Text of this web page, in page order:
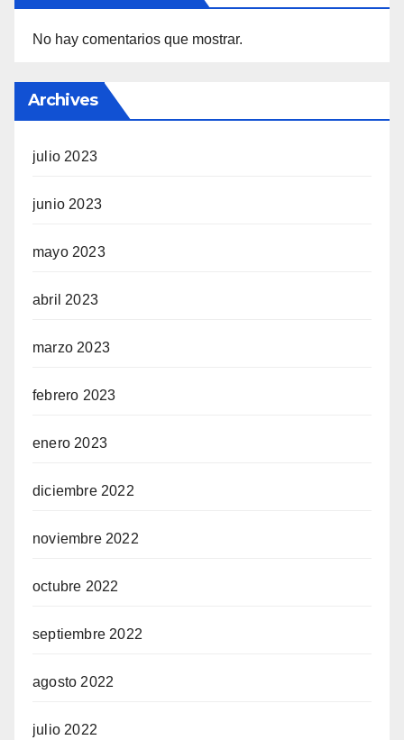
No hay comentarios que mostrar.
Archives
julio 2023
junio 2023
mayo 2023
abril 2023
marzo 2023
febrero 2023
enero 2023
diciembre 2022
noviembre 2022
octubre 2022
septiembre 2022
agosto 2022
julio 2022